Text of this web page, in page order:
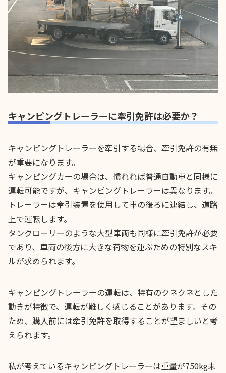
キャンピングトレーラーに牽引免許は必要か？
キャンピングトレーラーを牽引する場合、牽引免許の有無
が重要になります。
キャンピングカーの場合は、慣れれば普通自動車と同様に
運転可能ですが、キャンピングトレーラーは異なります。
トレーラーは牽引装置を使用して車の後ろに連結し、道路
上で運転します。
タンクローリーのような大型車両も同様に牽引免許が必要
であり、車両の後方に大きな荷物を運ぶための特別なスキ
ルが求められます。
キャンピングトレーラーの運転は、特有のクネクネとした
動きが特徴で、運転が難しく感じることがあります。その
ため、購入前には牽引免許を取得することが望ましいと考
えられます。
私が考えているキャンピングトレーラーは重量が750kg未